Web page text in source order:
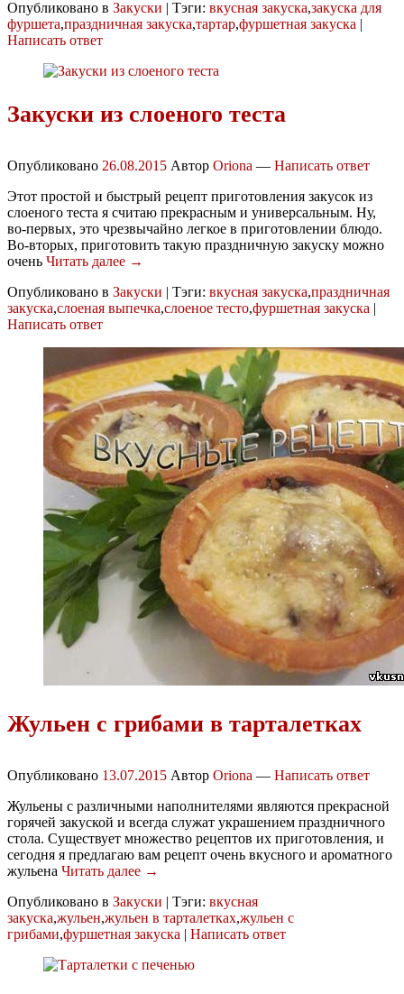
Опубликовано в Закуски | Тэги: вкусная закуска,закуска для
фуршета,праздничная закуска,тартар,фуршетная закуска |
Написать ответ
Закуски из слоеного теста
Опубликовано 26.08.2015 Автор Oriona — Написать ответ
Этот простой и быстрый рецепт приготовления закусок из
слоеного теста я считаю прекрасным и универсальным. Ну,
во-первых, это чрезвычайно легкое в приготовлении блюдо.
Во-вторых, приготовить такую праздничную закуску можно
очень Читать далее →
Опубликовано в Закуски | Тэги: вкусная закуска,праздничная
закуска,слоеная выпечка,слоеное тесто,фуршетная закуска |
Написать ответ
Жульен с грибами в тарталетках
Опубликовано 13.07.2015 Автор Oriona — Написать ответ
Жульены с различными наполнителями являются прекрасной
горячей закуской и всегда служат украшением праздничного
стола. Существует множество рецептов их приготовления, и
сегодня я предлагаю вам рецепт очень вкусного и ароматного
жульена Читать далее →
Опубликовано в Закуски | Тэги: вкусная
закуска,жульен,жульен в тарталетках,жульен с
грибами,фуршетная закуска | Написать ответ